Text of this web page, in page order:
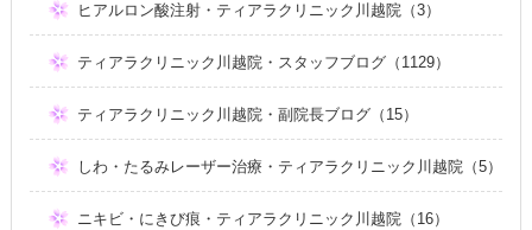
ヒアルロン酸注射・ティアラクリニック川越院（3）
ティアラクリニック川越院・スタッフブログ（1129）
ティアラクリニック川越院・副院長ブログ（15）
しわ・たるみレーザー治療・ティアラクリニック川越院（5）
ニキビ・にきび痕・ティアラクリニック川越院（16）